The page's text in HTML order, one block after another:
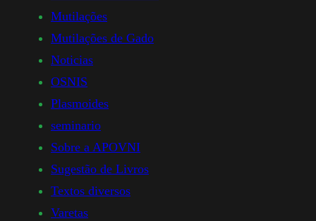
Mutilações
Mutilações de Gado
Noticias
OSNIS
Plasmoides
seminario
Sobre a APOVNI
Sugestão de Livros
Textos diversos
Varetas